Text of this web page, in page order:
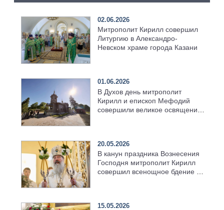
02.06.2026
Митрополит Кирилл совершил
Литургию в Александро-
Невском храме города Казани
01.06.2026
В Духов день митрополит
Кирилл и епископ Мефодий
совершили великое освящение
20.05.2026
В канун праздника Вознесения
Господня митрополит Кирилл
совершил всенощное бдение в
15.05.2026